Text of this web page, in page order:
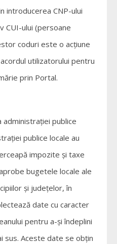
introducerea CNP-ului
CUI-ului (persoane
coduri este o acțiune
utilizatorului pentru
prin Portal.
publice
publice locale au
impozite şi taxe
bugetele locale ale
şi judeţelor, în
date cu caracter
pentru a-și îndeplini
sus. Aceste date se obțin